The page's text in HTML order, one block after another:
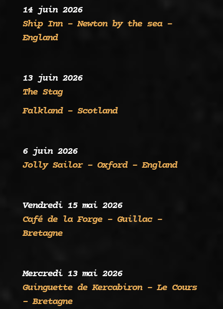
14 juin 2026
Ship Inn – Newton by the sea –
England
13 juin 2026
The Stag
Falkland – Scotland
6 juin 2026
Jolly Sailor – Oxford – England
Vendredi 15 mai 2026
Café de la Forge – Guillac -
Bretagne
Mercredi 13 mai 2026
Guinguette de Kercabiron – Le Cours
– Bretagne